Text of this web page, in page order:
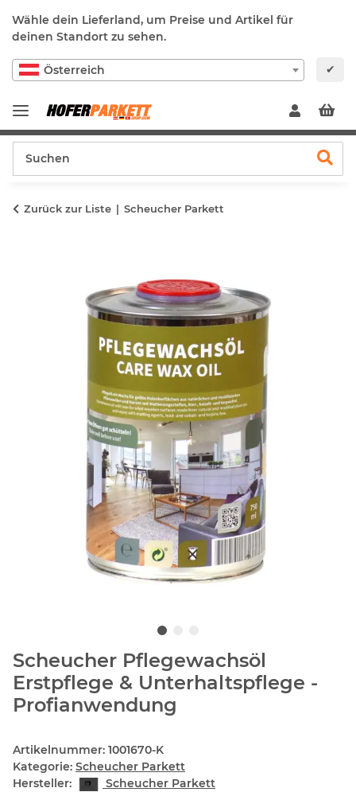
Wähle dein Lieferland, um Preise und Artikel für
deinen Standort zu sehen.
Österreich ✔
Zurück zur Liste Scheucher Parkett
Scheucher Pflegewachsöl
Erstpflege & Unterhaltspflege -
Profianwendung
Artikelnummer: 1001670-K
Kategorie: Scheucher Parkett
Hersteller:
Scheucher Parkett